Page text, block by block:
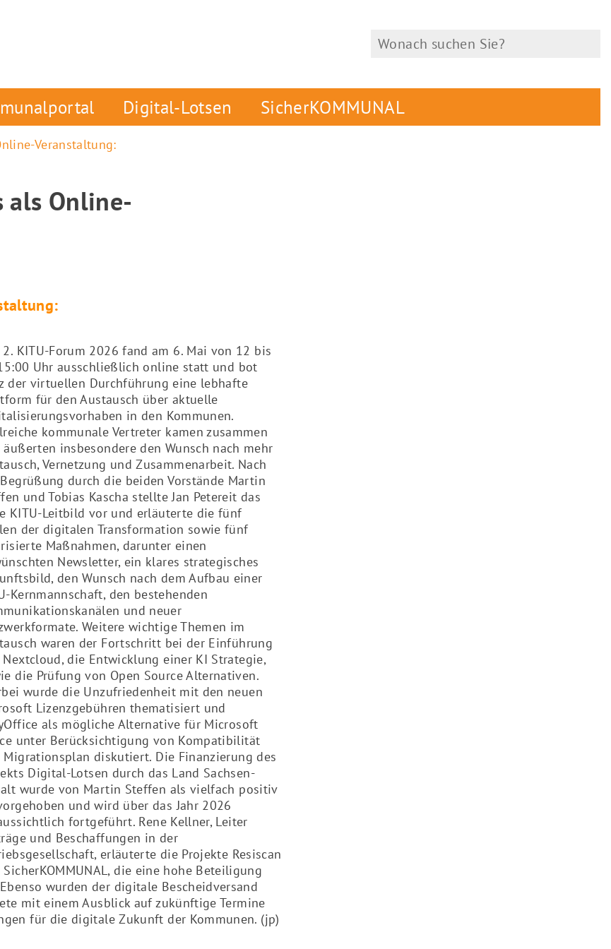
Digital-Lotsen SicherKOMMUNAL
Veranstaltung:
als Online-
2. KITU-Forum 2026 fand am 6. Mai von 12 bis
Uhr ausschließlich online statt und bot
der virtuellen Durchführung eine lebhafte
für den Austausch über aktuelle
in den Kommunen.
kommunale Vertreter kamen zusammen
äußerten insbesondere den Wunsch nach mehr
Vernetzung und Zusammenarbeit. Nach
durch die beiden Vorstände Martin
und Tobias Kascha stellte Jan Petereit das
KITU-Leitbild vor und erläuterte die fünf
der digitalen Transformation sowie fünf
Maßnahmen, darunter einen
Newsletter, ein klares strategisches
den Wunsch nach dem Aufbau einer
Kernmannschaft, den bestehenden
und neuer
Weitere wichtige Themen im
waren der Fortschritt bei der Einführung
die Entwicklung einer KI Strategie,
die Prüfung von Open Source Alternativen.
wurde die Unzufriedenheit mit den neuen
Lizenzgebühren thematisiert und
als mögliche Alternative für Microsoft
unter Berücksichtigung von Kompatibilität
Migrationsplan diskutiert. Die Finanzierung des
Digital-Lotsen durch das Land Sachsen-
wurde von Martin Steffen als vielfach positiv
und wird über das Jahr 2026
fortgeführt. Rene Kellner, Leiter
und Beschaffungen in der
erläuterte die Projekte Resiscan
SicherKOMMUNAL, die eine hohe Beteiligung
wurden der digitale Bescheidversand
mit einem Ausblick auf zukünftige Termine
für die digitale Zukunft der Kommunen. (jp)